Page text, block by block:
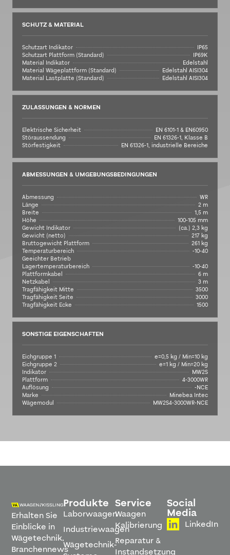
SCHUTZ & MATERIAL
Schutzart Indikator
IP65
Schutzart Plattform (Standard)
IP69K
Material Indikator
Edelstahl
Material Wägeplattform (Standard)
Edelstahl AISI304
Material Lastplatte (Standard)
Edelstahl AISI304
ZULASSUNGEN & NORMEN
Elektrische Sicherheit
EN 6101-1 & EN60950
Störaussendung
EN 61326-1, Klasse B
Störfestigkeit
EN 61326-1, industrielle Bereiche
ABMESSUNGEN & UMGEBUNGSBEDINGUNGEN
Abmessung
WR
Länge
2 m
Breite
1,5 m
Höhe
100-105 mm
Gewicht Indikator
(ca.) 2,3 kg
Gewicht (netto)
217 kg
Bruttogewicht Plattform
261 kg
Temperaturbereich
Geeichter Betrieb
-10-40
Lagertemperaturbereich
-10-40
Plattformkabel
6 m
Netzkabel
3 m
Tragfähigkeit Mitte
3500
Tragfähigkeit Seite
3000
Tragfähigkeit Ecke
1500
SONSTIGE EIGENSCHAFTEN
Eichgruppe 1
e=0,5 kg / Min=10 kg
Eichgruppe 2
e=1 kg / Min=20 kg
Indikator
MW2S
Plattform
4-3000WR
Auflösung
-NCE
Marke
Minebea Intec
Wägemodul
MW2S4-3000WR-NCE
Erhalten Sie
Einblicke in
Wägetechnik,
Branchennews
Produkte
Laborwaagen
Industriewaagen
Wägetechnik-
Service
Waagen
Kalibrierung
Reparatur &
Instandsetzung
Social
Media
LinkedIn